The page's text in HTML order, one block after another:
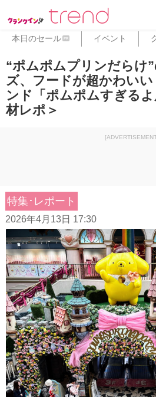
本日のセール PR イベント
“ポムポムプリンだらけ
ズ、フードが超かわい
ンド「ポムポムすぎる
材レポ＞
特集･レポート
2026年4月13日 17:30